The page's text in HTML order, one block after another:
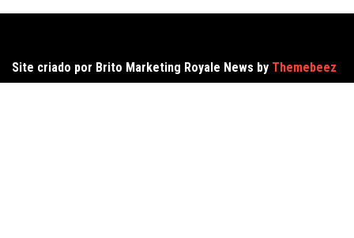
Site criado por Brito Marketing Royale News by Themebeez